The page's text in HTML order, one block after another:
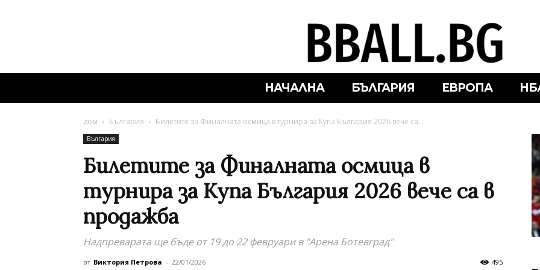
НАЧАЛНА БЪЛГАРИЯ ЕВРОПА
дом България Билетите за Финалната осмица в турнира за Купа България 2026 вече са...
България
Билетите за Финалната осмица в
турнира за Купа България 2026 вече са в
продажба
Надпреварата ще бъде от 19 до 22 февруари в "Арена Ботевград"
от Виктория Петрова - 22/01/2026 495